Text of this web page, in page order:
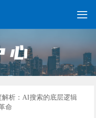

析：AI搜索的底层逻辑
命